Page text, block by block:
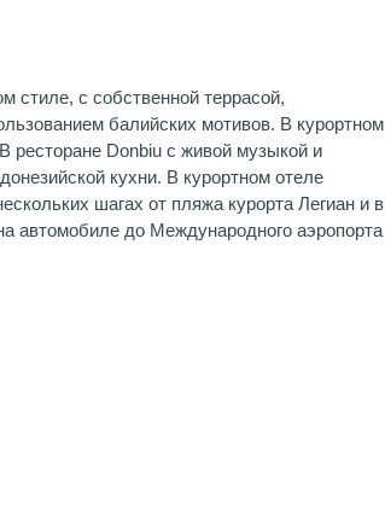
стиле, с собственной террасой,
балийских мотивов. В курортном
ресторане Donbiu с живой музыкой и
кухни. В курортном отеле
шагах от пляжа курорта Легиан и в
автомобиле до Международного аэропорта